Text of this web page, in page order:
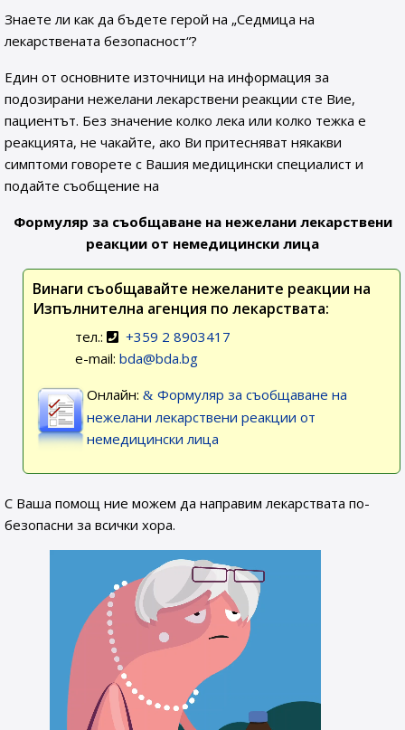
Знаете ли как да бъдете герой на „Седмица на
лекарствената безопасност“?
Един от основните източници на информация за
подозирани нежелани лекарствени реакции сте Вие,
пациентът. Без значение колко лека или колко тежка е
реакцията, не чакайте, ако Ви притесняват някакви
симптоми говорете с Вашия медицински специалист и
подайте съобщение на
Формуляр за съобщаване на нежелани лекарствени
реакции от немедицински лица
Винаги съобщавайте нежеланите реакции на
Изпълнителна агенция по лекарствата:
тел.:
+359 2 8903417
e-mail: bda@bda.bg
Онлайн:
Формуляр за съобщаване на
нежелани лекарствени реакции от
немедицински лица
С Ваша помощ ние можем да направим лекарствата по-
безопасни за всички хора.